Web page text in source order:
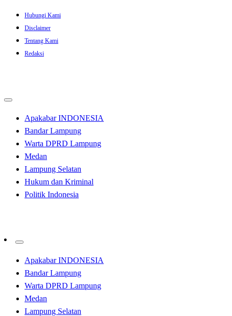
Skip
content
Hubungi Kami
Disclaimer
Tentang Kami
Redaksi
Apakabar INDONESIA
Bandar Lampung
Warta DPRD Lampung
Medan
Lampung Selatan
Hukum dan Kriminal
Politik Indonesia
Apakabar INDONESIA
Bandar Lampung
Warta DPRD Lampung
Medan
Lampung Selatan